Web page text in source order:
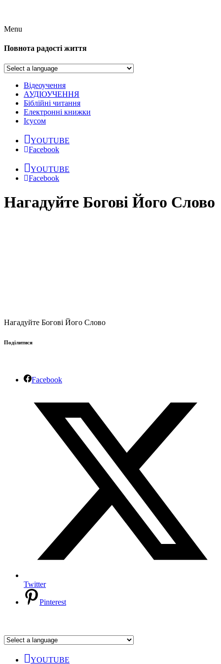
Menu
Повнота радості життя
Відеоучення
АУДІОУЧЕННЯ
Біблійні читання
Електронні книжки
Ісусом
YOUTUBE
Facebook
YOUTUBE
Facebook
Нагадуйте Богові Його Слово
Нагадуйте Богові Його Слово
Поділитися
Facebook
Twitter
Pinterest
YOUTUBE